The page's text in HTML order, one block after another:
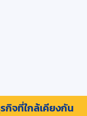
กิจที่ใกล้เคียงกัน